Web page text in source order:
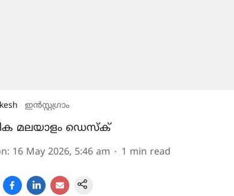
ഇൻസ്റ്റ​ഗ്രാം
മലയാളം ഡെസ്ക്
: 16 May 2026, 5:46 am 1 min read